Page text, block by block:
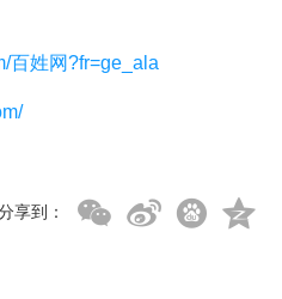
百姓网?fr=ge_ala
享到：